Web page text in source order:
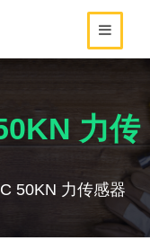
力传
50KN 力传感器